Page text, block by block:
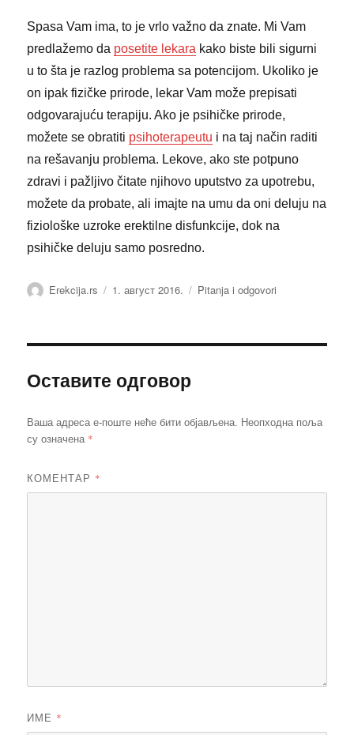
Spasa Vam ima, to je vrlo važno da znate. Mi Vam
predlažemo da posetite lekara kako biste bili sigurni
u to šta je razlog problema sa potencijom. Ukoliko je
on ipak fizičke prirode, lekar Vam može prepisati
odgovarajuću terapiju. Ako je psihičke prirode,
možete se obratiti psihoterapeutu i na taj način raditi
na rešavanju problema. Lekove, ako ste potpuno
zdravi i pažljivo čitate njihovo uputstvo za upotrebu,
možete da probate, ali imajte na umu da oni deluju na
fiziološke uzroke erektilne disfunkcije, dok na
psihičke deluju samo posredno.
Аутор
Erekcija.rs Објављено
1. август 2016. Категорије
Pitanja i odgovori
Оставите одговор
Ваша адреса е-поште неће бити објављена. Неопходна поља
су означена *
КОМЕНТАР *
ИМЕ *